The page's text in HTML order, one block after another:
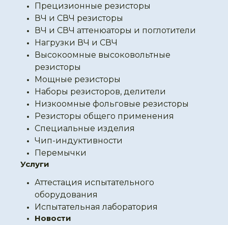
Прецизионные резисторы
ВЧ и СВЧ резисторы
ВЧ и СВЧ аттенюаторы и поглотители
Нагрузки ВЧ и СВЧ
Высокоомные высоковольтные
резисторы
Мощные резисторы
Наборы резисторов, делители
Низкоомные фольговые резисторы
Резисторы общего применения
Специальные изделия
Чип-индуктивности
Перемычки
Услуги
Аттестация испытательного
оборудования
Испытательная лаборатория
Новости